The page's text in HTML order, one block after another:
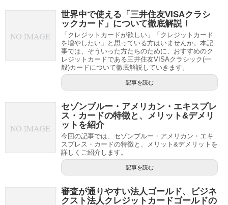
世界中で使える「三井住友VISAクラシ
ックカード」について徹底解説！
「クレジットカードが欲しい」「クレジットカード
を増やしたい」と思っている方はいませんか。本記
事では、そういった方たちのために、おすすめのク
レジットカードである三井住友VISAクラシック(一
般)カードについて徹底解説していきます。
記事を読む
セゾンブルー・アメリカン・エキスプレ
ス・カードの特徴と、メリット&デメリ
ットを紹介
今回の記事では、セゾンブルー・アメリカン・エキ
スプレス・カードの特徴と、メリット&デメリットを
詳しくご紹介します。
記事を読む
審査が通りやすい法人ゴールド、ビジネ
クスト法人クレジットカードゴールドの